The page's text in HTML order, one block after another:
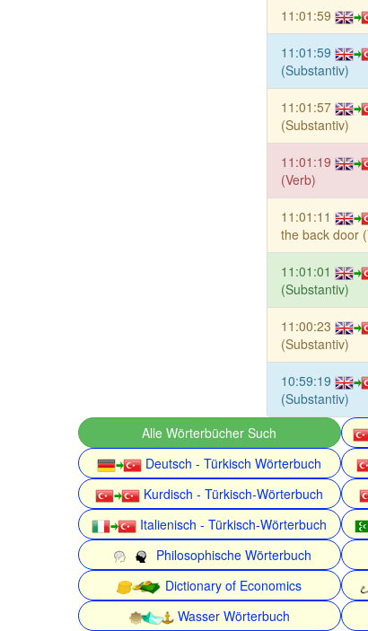
11:01:59
11:01:59
(Substantiv)
11:01:57
(Substantiv)
11:01:19
(Verb)
11:01:11
the back door
11:01:01
(Substantiv)
11:00:23
(Substantiv)
10:59:19
(Substantiv)
Alle Wörterbücher Such
Deutsch - Türkisch Wörterbuch
Kurdisch - Türkisch-Wörterbuch
Italienisch - Türkisch-Wörterbuch
Philosophische Wörterbuch
Dictionary of Economics
Wasser Wörterbuch